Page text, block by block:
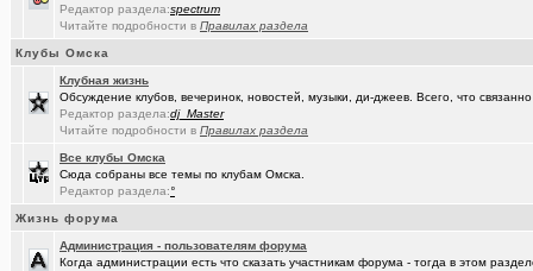
Редактор раздела:spectrum
Читайте подробности в Правилах раздела
Клубы Омска
Клубная жизнь
Обсуждение клубов, вечеринок, новостей, музыки, ди-джеев. Всего, что
Редактор раздела:dj_Master
Читайте подробности в Правилах раздела
Все клубы Омска
Сюда собраны все темы по клубам Омска.
Редактор раздела:°
Жизнь форума
Администрация - пользователям форума
Когда администрации есть что сказать участникам форума - тогда в этом